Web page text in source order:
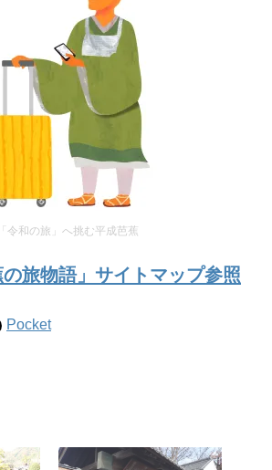
「令和の旅」へ挑む平成芭蕉
の旅物語」サイトマップ参照
Pocket